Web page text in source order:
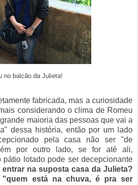
no balcão da Julieta!
fabricada, mas a curiosidade
considerando o clima de Romeu
maioria das pessoas que vai a
dessa história, então por um lado
pela casa não ser "de
por outro lado, se for até ali,
pátio lotado pode ser decepcionante
entrar na suposta casa da Julieta?
"quem está na chuva, é pra ser